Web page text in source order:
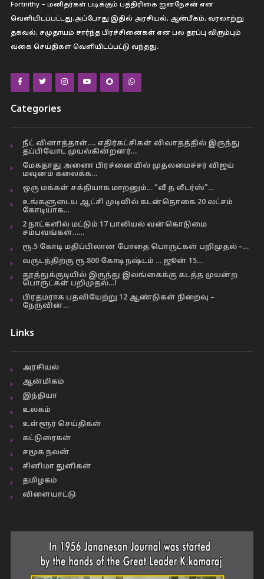
Fortnithy – மனிதர்கள் படிக்கும் பத்திரிகை ஐனநேசன் என
வெளியிடப்பட்டது.அப்போது இதில் அரசியல், ஆன்மீகம், வரலாற்று
தகவல், சமுதாயம் சார்ந்த பிரச்சினைகள் என பல தரப்பு விரும்பும்
வகை செய்திகள் வெளியிடப்பட்டு வந்தது.
Categories
நீட் வினாத்தாள்…. எதிர்கட்சிகள் விவாதத்தில் இருந்து
தப்பியோட முயல்கின்றனர்…
மேகதாது அணை பிரச்னையில் முதலமைச்சர் விஜய்
மவுனம் கலைக்க…
ஒரு மக்கள் சக்தியாக மாறனும்… “வீ த லீடர்ஸ்”…
உங்களுடைய ஆட்சி முடிவில் கடன்தொகை 20 லட்சம்
கோடியாக…
2 நாட்களில் மட்டும் 17 பாலியல் வன்கொடுமை
சம்பவங்கள்……
ரூ.5 கோடி மதிப்பிலான போதை பொருட்கள் பறிமுதல் –…
வருடத்திற்கு ரூ.800 கோடி நஷ்டம் … ஜூன் 15…
தூத்துக்குடியில் இருந்து இலங்கைக்கு கடத்த முயன்ற
பொருட்கள் பறிமுதல்…!
பிரதமராக பதவியேற்று 12 ஆண்டுகள் நிறைவு –
நேருவின்…
Links
அரசியல்
ஆன்மிகம்
இந்தியா
உலகம்
உள்ளூர் செய்திகள்
கட்டுரைகள்
சமூக நலன்
சினிமா துளிகள்
தமிழகம்
விளையாட்டு